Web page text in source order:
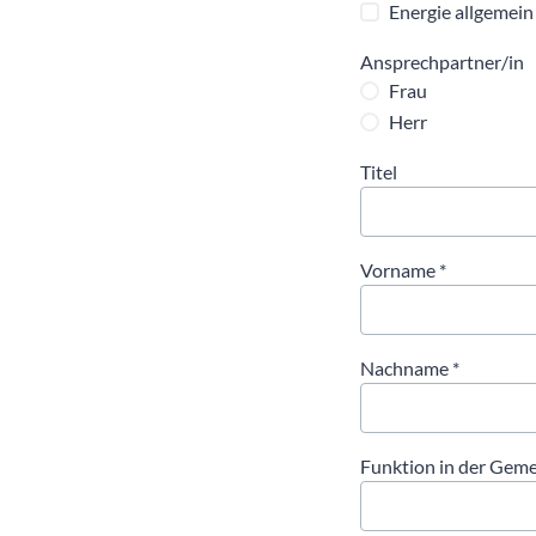
Energie allgemein
Ansprechpartner/in
Frau
Herr
Titel
Vorname
Nachname
Funktion in der